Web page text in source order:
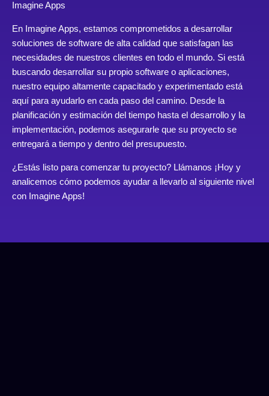
Imagine Apps
En Imagine Apps, estamos comprometidos a desarrollar
soluciones de software de alta calidad que satisfagan las
necesidades de nuestros clientes en todo el mundo. Si está
buscando desarrollar su propio software o aplicaciones,
nuestro equipo altamente capacitado y experimentado está
aquí para ayudarlo en cada paso del camino. Desde la
planificación y estimación del tiempo hasta el desarrollo y la
implementación, podemos asegurarle que su proyecto se
entregará a tiempo y dentro del presupuesto.
¿Estás listo para comenzar tu proyecto? Llámanos ¡Hoy y
analicemos cómo podemos ayudar a llevarlo al siguiente nivel
con Imagine Apps!